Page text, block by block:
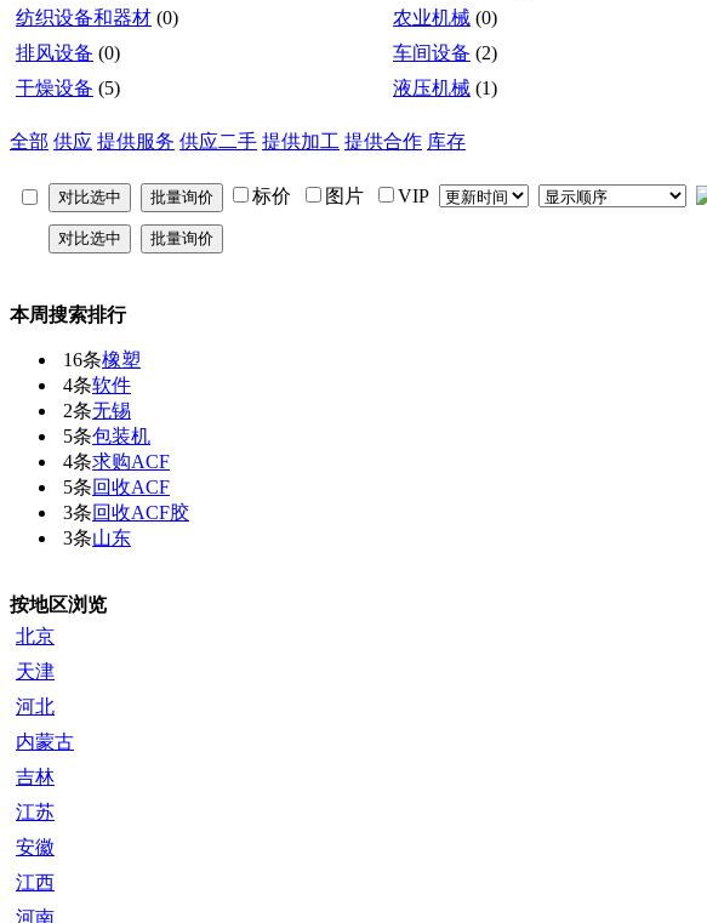
纺织设备和器材 (0) 农业机械 (0)
排风设备 (0) 车间设备 (2)
干燥设备 (5) 液压机械 (1)
全部 供应 提供服务 供应二手 提供加工 提供合作 库存
标价 图片 VIP
本周搜索排行
16条橡塑
4条软件
2条无锡
5条包装机
4条求购ACF
5条回收ACF
3条回收ACF胶
3条山东
按地区浏览
北京
天津
河北
内蒙古
吉林
江苏
安徽
江西
河南